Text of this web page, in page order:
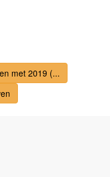
met 2019 (...